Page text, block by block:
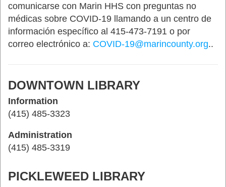
comunicarse con Marin HHS con preguntas no
médicas sobre COVID-19 llamando a un centro de
información específico al 415-473-7191 o por
correo electrónico a: COVID-19@marincounty.org..
DOWNTOWN LIBRARY
Information
(415) 485-3323
Administration
(415) 485-3319
PICKLEWEED LIBRARY